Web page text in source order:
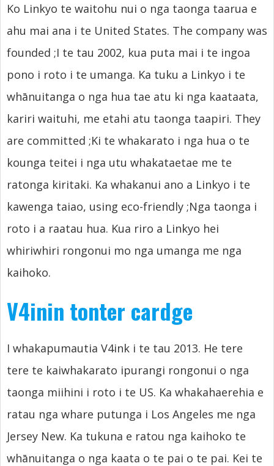
Ko Linkyo te waitohu nui o nga taonga taarua e
ahu mai ana i te United States. The company was
founded ;I te tau 2002, kua puta mai i te ingoa
pono i roto i te umanga. Ka tuku a Linkyo i te
whānuitanga o nga hua tae atu ki nga kaataata,
kariri waituhi, me etahi atu taonga taapiri. They
are committed ;Ki te whakarato i nga hua o te
kounga teitei i nga utu whakataetae me te
ratonga kiritaki. Ka whakanui ano a Linkyo i te
kawenga taiao, using eco-friendly ;Nga taonga i
roto i a raatau hua. Kua riro a Linkyo hei
whiriwhiri rongonui mo nga umanga me nga
kaihoko.
V4inin tonter cardge
I whakapumautia V4ink i te tau 2013. He tere
tere te kaiwhakarato ipurangi rongonui o nga
taonga miihini i roto i te US. Ka whakahaerehia e
ratau nga whare putunga i Los Angeles me nga
Jersey New. Ka tukuna e ratou nga kaihoko te
whānuitanga o nga kaata o te pai o te pai. Kei te